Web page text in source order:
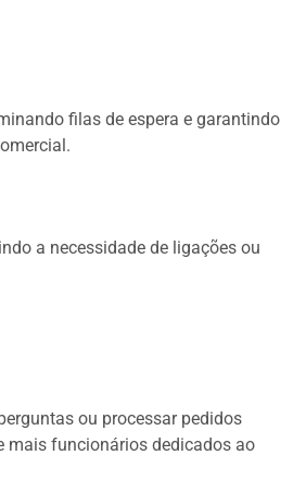
filas de espera e garantindo
a necessidade de ligações ou
ou processar pedidos
mais funcionários dedicados ao